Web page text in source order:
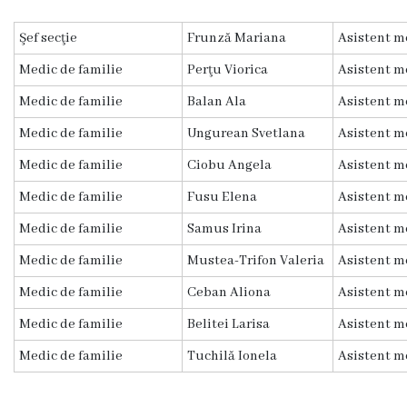
Secția
Medicină
de
Familie
1
Secția
Medicină
de
Familie
2
Centrul
Sănătății
Femeii
AMT
Şef secţie Frunză Mariana
Asistent
Medic de familie
Perţu Viorica
Asistent
Medic de familie
Balan Ala
Asistent
Medic de familie
Ungurean Svetlana
Asistent
Medic de familie
Ciobu Angela
Asistent
Medic de familie
Fusu Elena
Asistent
Medic de familie
Samus Irina
Asistent
Medic de familie
Mustea-Trifon Valeria
Asistent
Medic de familie
Ceban Aliona
Asistent
Medic de familie
Belitei Larisa
Asistent
Medic de familie
Tuchilă Ionela Asistent